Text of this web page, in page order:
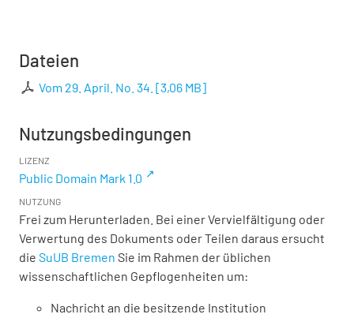
Dateien
Vom 29. April. No. 34. [3,06 MB]
Nutzungsbedingungen
LIZENZ
Public Domain Mark 1.0
NUTZUNG
Frei zum Herunterladen. Bei einer Vervielfältigung oder
Verwertung des Dokuments oder Teilen daraus ersucht
die SuUB Bremen Sie im Rahmen der üblichen
wissenschaftlichen Gepflogenheiten um:
Nachricht an die besitzende Institution